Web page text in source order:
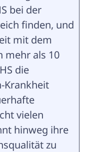
bei der
finden, und
mit dem
mehr als 10
die
Krankheit
vielen
hinweg ihre
zu